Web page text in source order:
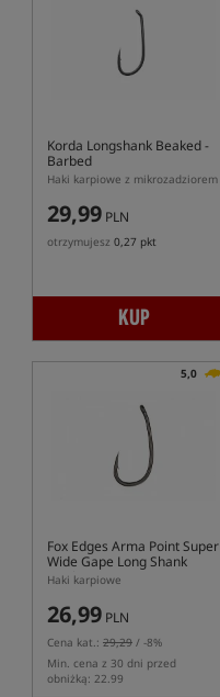
Korda Longshank Beaked -
Barbed
Haki karpiowe z mikrozadziorem
29,99 PLN
otrzymujesz 0,27 pkt
KUP
5,0
Fox Edges Arma Point Super
Wide Gape Long Shank
Hooks
Haki karpiowe
26,99 PLN
Cena kat.: 29,29 / -8%
Min. cena z 30 dni przed
obniżką: 22.99